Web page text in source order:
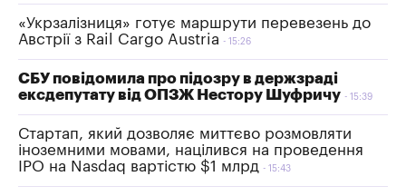
«Укрзалізниця» готує маршрути перевезень до
Австрії з Rail Cargo Austria
15:26
СБУ повідомила про підозру в держзраді
ексдепутату від ОПЗЖ Нестору Шуфричу
15:39
Стартап, який дозволяє миттєво розмовляти
іноземними мовами, націлився на проведення
IPO на Nasdaq вартістю $1 млрд
15:43